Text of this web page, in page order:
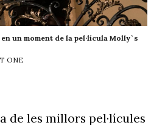
un moment de la pel·lícula Molly`s
ONE
de les millors pel·lícules